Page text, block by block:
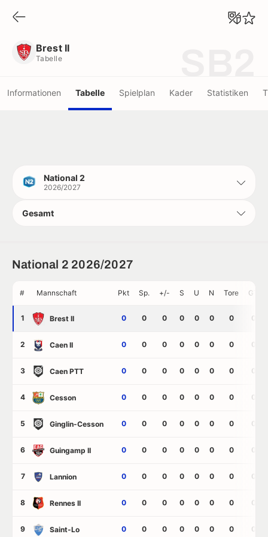
Brest II
Tabelle
Informationen Tabelle Spielplan Kader Statistiken
National 2
2026/2027
Gesamt
National 2 2026/2027
# Mannschaft Pkt Sp. +/- S U N Tore GT
1 Brest II 0 0 0 0 0 0 0 0
2 Caen II 0 0 0 0 0 0 0 0
3 Caen PTT 0 0 0 0 0 0 0 0
4 Cesson 0 0 0 0 0 0 0 0
5 Ginglin-Cesson 0 0 0 0 0 0 0 0
6 Guingamp II 0 0 0 0 0 0 0 0
7 Lannion 0 0 0 0 0 0 0 0
8 Rennes II 0 0 0 0 0 0 0 0
9 Saint-Lo 0 0 0 0 0 0 0 0